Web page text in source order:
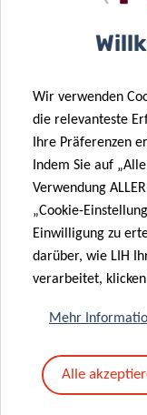
Nachricht
Mit dem
sich
Wir verwenden
die relevanteste
Ihre Präferenzen
Indem Sie auf
Verwendung
„Cookie-
Einwilligung zu
darüber, wie LIH
verarbeitet,
Mehr
Alle